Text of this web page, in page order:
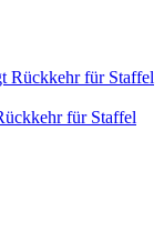
für Staffel